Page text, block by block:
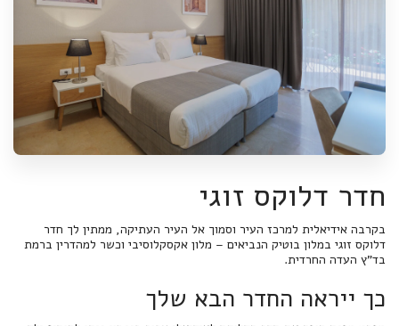
חדר דלוקס זוגי
בקרבה אידיאלית למרכז העיר וסמוך אל העיר העתיקה, ממתין לך חדר
דלוקס זוגי במלון בוטיק הנביאים – מלון אקסקלוסיבי וכשר למהדרין ברמת
בד"ץ העדה החרדית.
כך ייראה החדר הבא שלך